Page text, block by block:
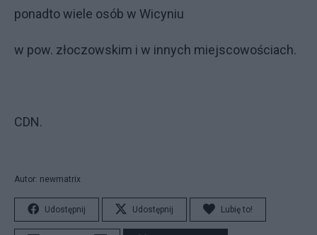
ponadto wiele osób w Wicyniu
w pow. złoczowskim i w innych miejscowościach.
CDN.
Autor: newmatrix
Udostępnij Udostępnij Lubię to!